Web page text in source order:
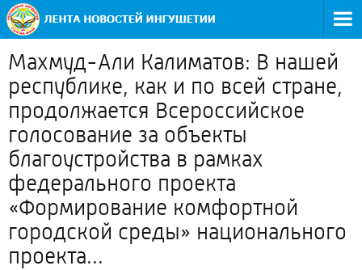
Махмуд-Али Калиматов: В нашей
республике, как и по всей стране,
продолжается Всероссийское
голосование за объекты
благоустройства в рамках
федерального проекта
«Формирование комфортной
городской среды» национального
проекта...